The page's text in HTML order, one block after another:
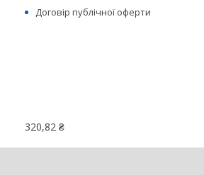
Договір публічної оферти
320,82 ₴